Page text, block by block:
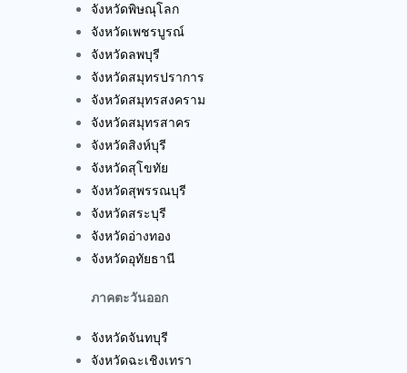
จังหวัดพิษณุโลก
จังหวัดเพชรบูรณ์
จังหวัดลพบุรี
จังหวัดสมุทรปราการ
จังหวัดสมุทรสงคราม
จังหวัดสมุทรสาคร
จังหวัดสิงห์บุรี
จังหวัดสุโขทัย
จังหวัดสุพรรณบุรี
จังหวัดสระบุรี
จังหวัดอ่างทอง
จังหวัดอุทัยธานี
ภาคตะวันออก
จังหวัดจันทบุรี
จังหวัดฉะเชิงเทรา